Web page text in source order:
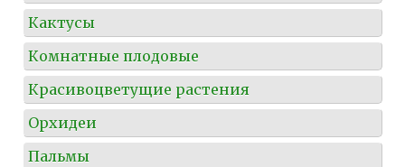
Кактусы
Комнатные плодовые
Красивоцветущие растения
Орхидеи
Пальмы